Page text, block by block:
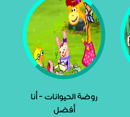
روضة الحيوانات - أنا
أفضل